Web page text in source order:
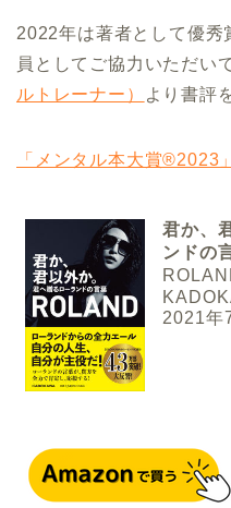
2022年は著者として優
員としてご協力いただい
ルトレーナー）
より書評
「メンタル本大賞®2023
君か、
ンドの
2021年